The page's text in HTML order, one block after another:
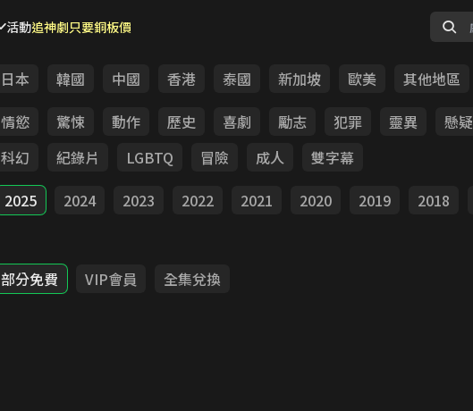
活動追神劇只要銅板價
日本 韓國 中國 香港 泰國 新加坡 歐美
其他地區
情慾 驚悚 動作 歷史 喜劇 勵志 犯罪 靈異 懸疑
科幻 紀錄片 LGBTQ 冒險 成人
雙字幕
2025 2024 2023 2022 2021 2020 2019 2018
部分免費 VIP會員 全集兌換